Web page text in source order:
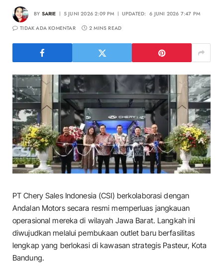
BY SARIE 5 JUNI 2026 2:09 PM UPDATED: 6 JUNI 2026 7:47 PM
TIDAK ADA KOMENTAR
2 MINS READ
PT Chery Sales Indonesia (CSI) berkolaborasi dengan
Andalan Motors secara resmi memperluas jangkauan
operasional mereka di wilayah Jawa Barat. Langkah ini
diwujudkan melalui pembukaan outlet baru berfasilitas
lengkap yang berlokasi di kawasan strategis Pasteur, Kota
Bandung.